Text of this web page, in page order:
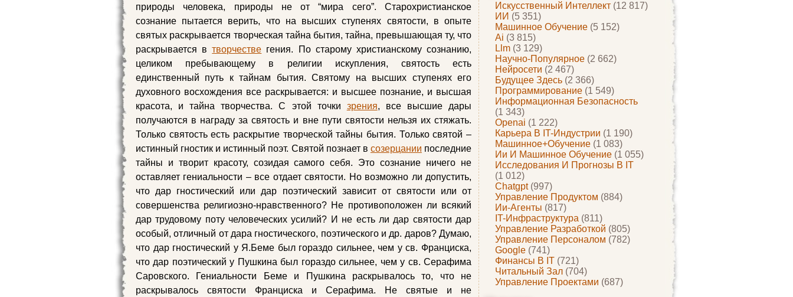
Искусственный Интеллект (12 817)
ИИ (5 351)
Машинное Обучение (5 152)
Ai (3 815)
Llm (3 129)
Научно-Популярное (2 662)
Нейросети (2 467)
Будущее Здесь (2 366)
Программирование (1 549)
Информационная Безопасность
(1 343)
Openai (1 222)
Карьера В IT-Индустрии (1 190)
Машинное+обучение (1 083)
Ии И Машинное Обучение (1 055)
Исследования И Прогнозы В IT
(1 012)
Chatgpt(997)
Управление Продуктом (884)
Ии-Агенты (817)
IT-Инфраструктура (811)
Управление Разработкой (805)
Управление Персоналом (782)
Google (741)
Финансы В IT (721)
Читальный Зал (704)
Управление Проектами (687)
природы человека, природы не от “мира сего”. Старохристианское
сознание пытается верить, что на высших ступенях святости, в опыте
святых раскрывается творческая тайна бытия, тайна, превышающая ту, что
раскрывается втворчестве гения. По старому христианскому сознанию,
целиком пребывающему в религии искупления, святость есть
единственный путь к тайнам бытия. Святому на высших ступенях его
духовного восхождения все раскрывается: и высшее познание, и высшая
красота, и тайна творчества. С этой точки зрения, все высшие дары
получаются в награду за святость и вне пути святости нельзя их стяжать.
Только святость есть раскрытие творческой тайны бытия. Только святой –
истинный гностик и истинный поэт. Святой познает в созерцании последние
тайны и творит красоту, созидая самого себя. Это сознание ничего не
оставляет гениальности – все отдает святости. Но возможно ли допустить,
что дар гностический или дар поэтический зависит от святости или от
совершенства религиозно-нравственного? Не противоположен ли всякий
дар трудовому поту человеческих усилий? И не есть ли дар святости дар
особый, отличный от дара гностического, поэтического и др. даров? Думаю,
что дар гностический у Я.Беме был гораздо сильнее, чем у св. Франциска,
что дар поэтический у Пушкина был гораздо сильнее, чем у св. Серафима
Саровского. Гениальности Беме и Пушкина раскрывалось то, что не
раскрывалось святости Франциска и Серафима. Не святые и не